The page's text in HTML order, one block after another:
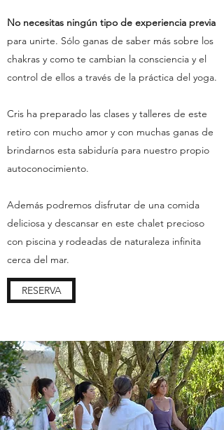
No necesitas ningún tipo de experiencia previa
para unirte. Sólo ganas de saber más sobre los
chakras y como te cambian la consciencia y el
control de ellos a través de la práctica del yoga.
Cris ha preparado las clases y talleres de este
retiro con mucho amor y con muchas ganas de
brindarnos esta sabiduría para nuestro propio
autoconocimiento.
Además podremos disfrutar de una comida
deliciosa y descansar en este chalet precioso
con piscina y rodeadas de naturaleza infinita
cerca del mar.
RESERVA